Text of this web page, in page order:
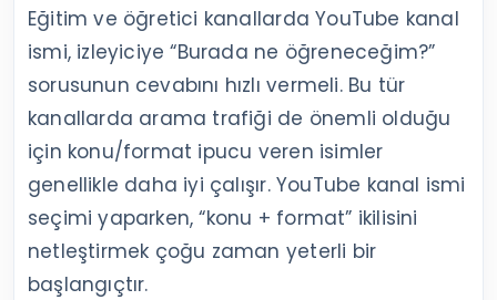
Eğitim ve öğretici kanallarda YouTube kanal
ismi, izleyiciye “Burada ne öğreneceğim?”
sorusunun cevabını hızlı vermeli. Bu tür
kanallarda arama trafiği de önemli olduğu
için konu/format ipucu veren isimler
genellikle daha iyi çalışır. YouTube kanal ismi
seçimi yaparken, “konu + format” ikilisini
netleştirmek çoğu zaman yeterli bir
başlangıçtır.